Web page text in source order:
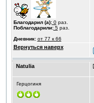
Благодарил (а):0раз.
Поблагодарили:5раз.
Дневник: от 77 к 66
Вернуться наверх
Natulia
Герцогиня